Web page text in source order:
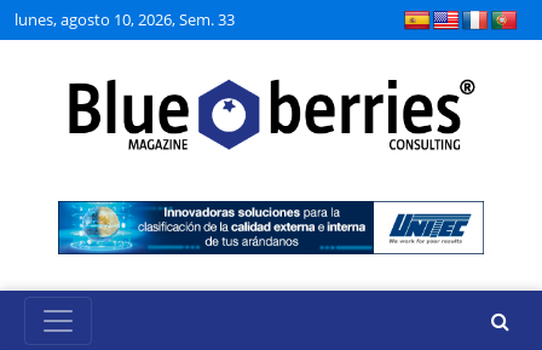
lunes, agosto 10, 2026, Sem. 33